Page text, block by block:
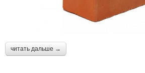
читать дальше →